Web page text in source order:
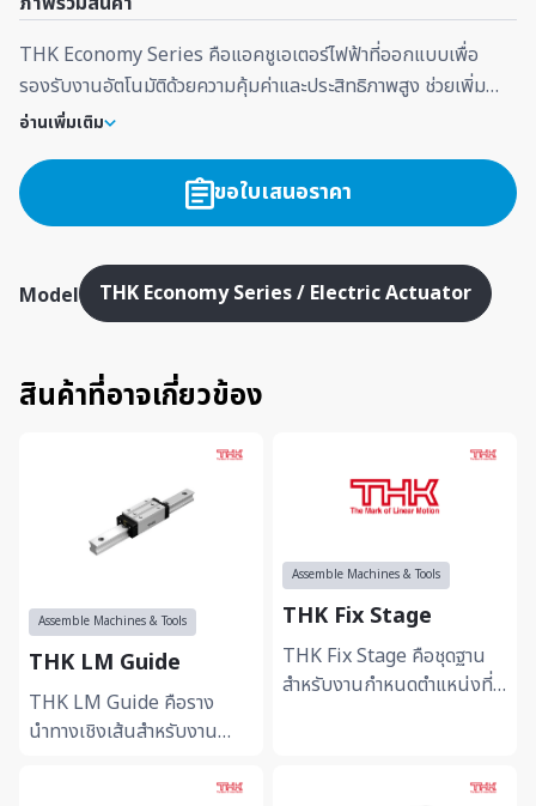
THK Economy Series คือแอคชูเอเตอร์ไฟฟ้าที่ออกแบบเพื่อ
รองรับงานอัตโนมัติด้วยความคุ้มค่าและประสิทธิภาพสูง ช่วยเพิ่ม
ความแม่นยำในการเคลื่อนที่และรองรับการใช้งานในเครื่องจักรและ
อ่านเพิ่มเติม
ขอใบเสนอราคา
Model THK Economy Series / Electric Actuator
สินค้าที่อาจเกี่ยวข้อง
Assemble Machines & Tools
THK LM Guide
THK LM Guide คือราง
นำทางเชิงเส้นสำหรับงาน
แม่นยำสูงและการเคลื่อนที่
Assemble Machines & Tools
THK Fix Stage
THK Fix Stage คือชุดฐาน
สำหรับงานกำหนดตำแหน่งที่